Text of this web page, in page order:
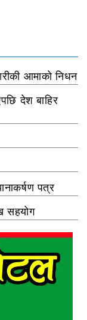
आमाको निधन
देश बाहिर
पत्र
सहयोग